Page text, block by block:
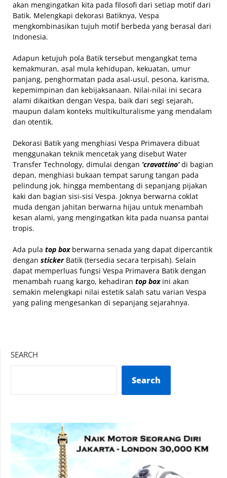
akan mengingatkan kita pada filosofi dari setiap motif dari
Batik. Melengkapi dekorasi Batiknya, Vespa
mengkombinasikan tujuh motif berbeda yang berasal dari
Indonesia.
Adapun ketujuh pola Batik tersebut mengangkat tema
kemakmuran, asal mula kehidupan, kekuatan, umur
panjang, penghormatan pada asal-usul, pesona, karisma,
kepemimpinan dan kebijaksanaan. Nilai-nilai ini secara
alami dikaitkan dengan Vespa, baik dari segi sejarah,
maupun dalam konteks multikulturalisme yang mendalam
dan otentik.
Dekorasi Batik yang menghiasi Vespa Primavera dibuat
menggunakan teknik mencetak yang disebut Water
Transfer Technology, dimulai dengan ‘cravattino’di bagian
depan, menghiasi bukaan tempat sarung tangan pada
pelindung jok, hingga membentang di sepanjang pijakan
kaki dan bagian sisi-sisi Vespa. Joknya berwarna coklat
muda dengan jahitan berwarna hijau untuk menambah
kesan alami, yang mengingatkan kita pada nuansa pantai
tropis.
Ada pula top boxberwarna senada yang dapat dipercantik
dengan stickerBatik (tersedia secara terpisah). Selain
dapat memperluas fungsi Vespa Primavera Batik dengan
menambah ruang kargo, kehadiran top boxini akan
semakin melengkapi nilai estetik salah satu varian Vespa
yang paling mengesankan di sepanjang sejarahnya.
SEARCH
Search